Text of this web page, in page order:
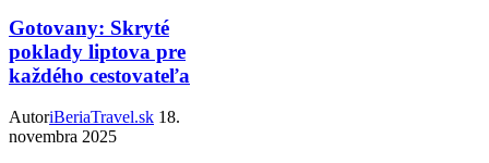
Gotovany: Skryté
poklady liptova pre
každého cestovateľa
AutoriBeriaTravel.sk 18.
novembra 2025